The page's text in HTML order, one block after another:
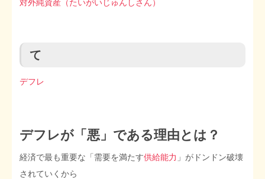
STOPインボイス作品集
対外純資産（たいがいじゅんしさん）
て
デフレ
デフレが「悪」である理由とは？
経済で最も重要な「需要を満たす供給能力 」がドンドン破壊
されていくから